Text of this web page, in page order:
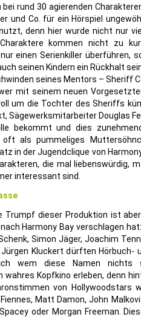
rund 30 agierenden
und Co. für ein Hörspiel
denn hier wurde nicht nur
kommen nicht zu
einen Serienkiller überführen,
seinen Kindern ein Rückhalt
seines Mentors – Sheriff
mit seinem neuen
um die Tochter des Sheriffs
Sägewerksmitarbeiter Douglas
bekommt und dies
oft als pummeliges
in der Jugendclique von
die mal liebenswürdig,
interessant sind.
Trumpf dieser Produktion ist
Harmony Bay verschlagen
Simon Jäger, Joachim
Jürgen Kluckert dürften
wem diese Namen
wahres Kopfkino erleben, denn
von Hollywoodstars
Matt Damon, John
Spacey oder Morgan Freeman.